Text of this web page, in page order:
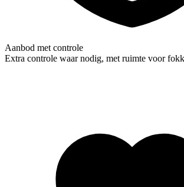
Aanbod met controle
Extra controle waar nodig, met ruimte voor